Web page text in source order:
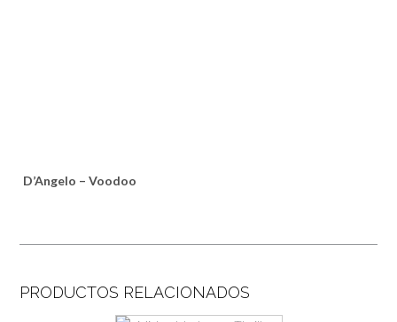
D’Angelo – Voodoo
PRODUCTOS RELACIONADOS